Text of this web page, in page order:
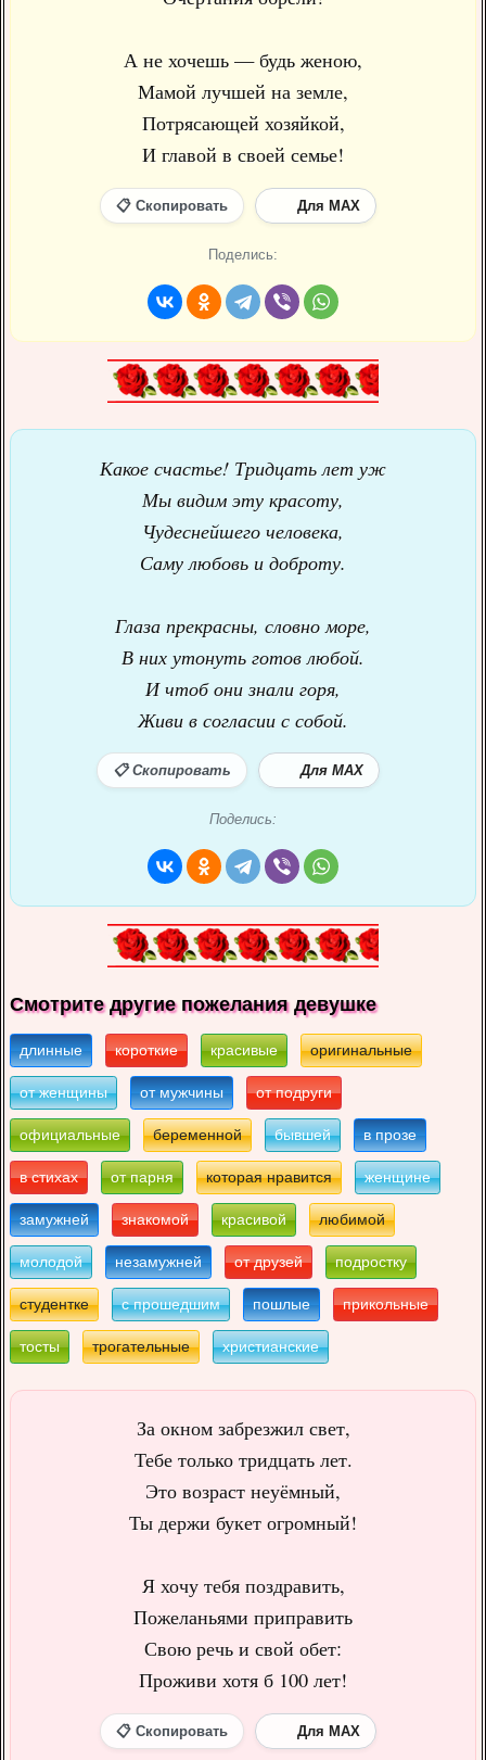
А не хочешь — будь женою,
Мамой лучшей на земле,
Потрясающей хозяйкой,
И главой в своей семье!
📋 Скопировать Для MAX
Поделись:
Какое счастье! Тридцать лет уж
Мы видим эту красоту,
Чудеснейшего человека,
Саму любовь и доброту.
Глаза прекрасны, словно море,
В них утонуть готов любой.
И чтоб они знали горя,
Живи в согласии с собой.
📋 Скопировать Для MAX
Поделись:
Смотрите другие пожелания девушке
длинные короткие красивые оригинальные
от женщины от мужчины от подруги
официальные беременной бывшей в прозе
в стихах от парня которая нравится женщине
замужней знакомой красивой любимой
молодой незамужней от друзей подростку
студентке с прошедшим пошлые прикольные
тосты трогательные христианские
За окном забрезжил свет,
Тебе только тридцать лет.
Это возраст неуёмный,
Ты держи букет огромный!
Я хочу тебя поздравить,
Пожеланьями приправить
Свою речь и свой обет:
Проживи хотя б 100 лет!
📋 Скопировать Для MAX